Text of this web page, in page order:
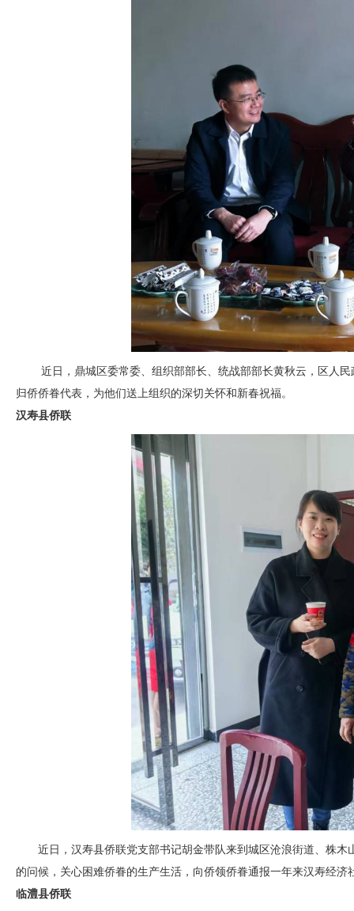
近日，鼎城区委常委、组织部部长、统战部部长黄秋云，区人
归侨侨眷代表，为他们送上组织的深切关怀和新春祝福。
汉寿县侨联
近日，汉寿县侨联党支部书记胡金带队来到城区沧浪街道、株
的问候，关心困难侨眷的生产生活，向侨领侨眷通报一年来汉寿经济
临澧县侨联